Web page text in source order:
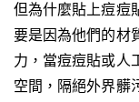
但為什麼貼上痘痘
要是因為他們的材
力，當痘痘貼或人
空間，隔絕外界髒